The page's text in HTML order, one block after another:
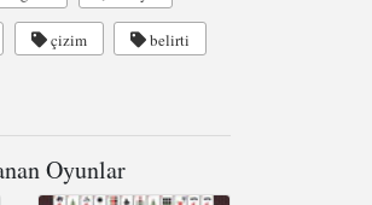
çizim belirti
Oyunlar